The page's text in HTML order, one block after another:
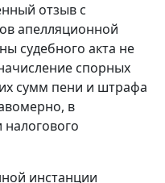
отзыв с
апелляционной
судебного акта не
спорных
сумм пени и штрафа
в
инстанции